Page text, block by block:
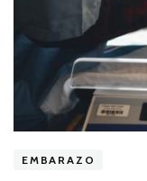
EMBARAZO